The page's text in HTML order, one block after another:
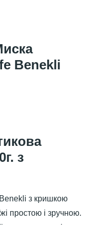
Benekli
з
з кришкою
простою і зручною.